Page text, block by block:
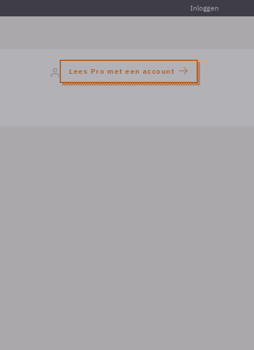
Inloggen
Lees Pro met een account